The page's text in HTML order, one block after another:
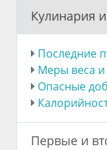
Кулинария
Последние
Меры веса
Опасные
Первые и